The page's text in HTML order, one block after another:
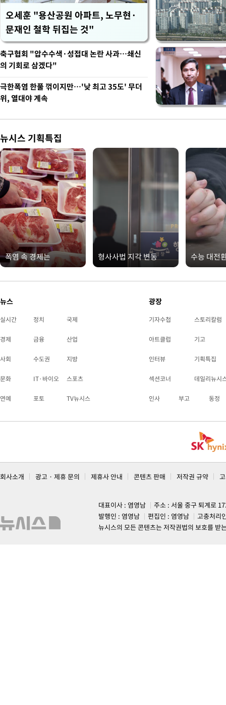
오세훈 "용산공원 아파트, 노무현·
문재인 철학 뒤집는 것"
축구협회 "압수수색·성접대 논란 사과…쇄신
의 기회로 삼겠다"
극한폭염 한풀 꺾이지만…'낮 최고 35도' 무더
위, 열대야 계속
뉴시스 기획특집
폭염 속 경제는 형사사법 지각 변동 수능 대전
뉴스
실시간 정치 국제
경제 금융 산업
사회 수도권 지방
문화 IT·바이오 스포츠
연예 포토 TV뉴시스
광장
기자수첩 스토리칼럼
아트클럽 기고
인터뷰 기획특집
섹션코너 데일리뉴시
인사 부고 동정
회사소개 광고 · 제휴 문의 제휴사 안내 콘텐츠 판매 저작권 규약
대표이사 : 염영남
주소 : 서울 중구 퇴계로
발행인 : 염영남
편집인 : 염영남
고충처리
뉴시스의 모든 콘텐츠는 저작권법의 보호를